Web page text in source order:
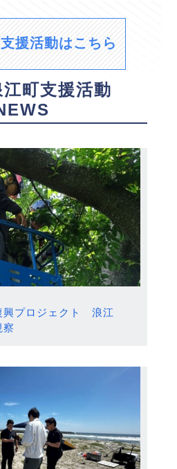
援活動はこちら
町支援活動
興プロジェクト 浪江
察